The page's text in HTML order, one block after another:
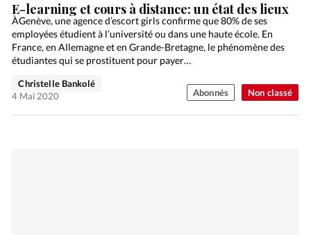
Non classé
E-learning et cours à distance: un état des lieux
ÀGenève, une agence d’escort girls confirme que 80% de ses
employées étudient à l’université ou dans une haute école. En
France, en Allemagne et en Grande-Bretagne, le phénomène des
étudiantes qui se prostituent pour payer…
Christelle Bankolé
4 Mai 2020
Abonnés